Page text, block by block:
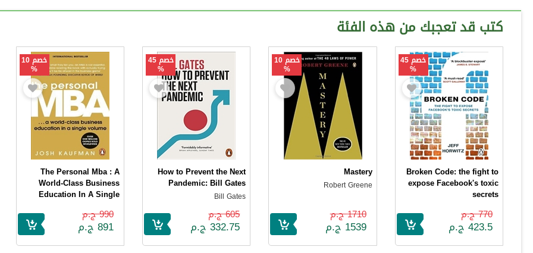
كتب قد تعجبك من هذه الفئة
خصم 45
%
Broken Code: the fight to
expose Facebook's toxic
secrets
Jeff Horwitz
770 ج.م
423.5 ج.م
خصم 10
%
Mastery
Robert Greene
1710 ج.م
1539 ج.م
خصم 45
%
How to Prevent the Next
Pandemic: Bill Gates
Bill Gates
605 ج.م
332.75 ج.م
خصم 10
%
The Personal Mba : A
World-Class Business
Education In A Single
Josh Kaufman
990 ج.م
891 ج.م